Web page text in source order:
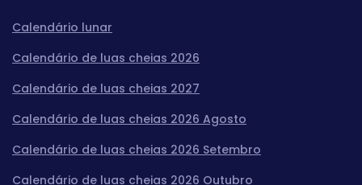
Calendário lunar
Calendário de luas cheias 2026
Calendário de luas cheias 2027
Calendário de luas cheias 2026 Agosto
Calendário de luas cheias 2026 Setembro
Calendário de luas cheias 2026 Outubro